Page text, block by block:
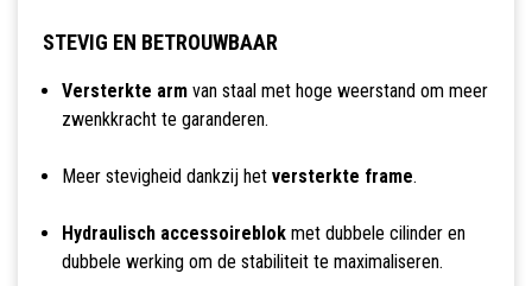
STEVIG EN BETROUWBAAR
Versterkte armvan staal met hoge weerstand om meer
zwenkkracht te garanderen.
Meer stevigheid dankzij het versterkte frame.
Hydraulisch accessoireblokmet dubbele cilinder en
dubbele werking om de stabiliteit te maximaliseren.